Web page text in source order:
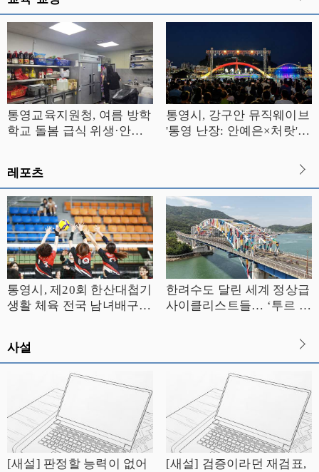
통영교육지원청, 여름 방학
학교 돌봄 급식 위생·안전
통영시, 강구안 뮤직웨이브
'통영 난장: 안예은×처랏'
레포츠
통영시, 제20회 한산대첩기
생활 체육 전국 남녀배구대
한려수도 달린 세계 정상급
사이클리스트들… ‘투르 드
사설
[새설] 판정할 능력이 없어
[새설] 검증이라던 재검표,